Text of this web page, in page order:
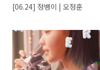
[06.24] 정뱅이 | 오정훈